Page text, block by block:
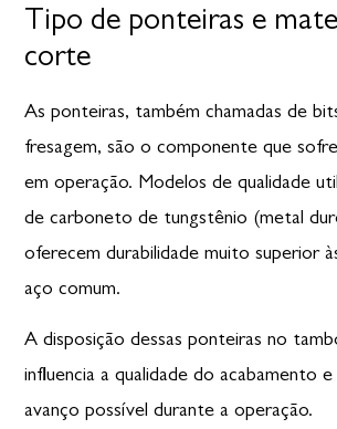
Tipo de ponteiras e
corte
As ponteiras, também chamadas de
fresagem, são o componente que
em operação. Modelos de qualidade
de carboneto de tungstênio (metal
oferecem durabilidade muito superior
aço comum.
A disposição dessas ponteiras no
influencia a qualidade do acabamento
avanço possível durante a operação.